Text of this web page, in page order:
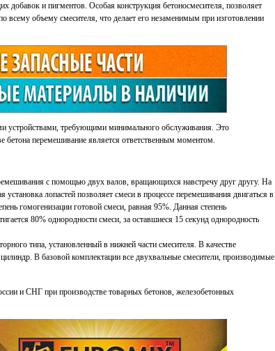
добавок и пигментов. Особая конструкция бетоносмесителя, позволяет
всему объему смесителя, что делает его незаменимым при изготовлении
устройствами, требующими минимального обслуживания. Это
перемешивание является ответственным моментом.
с помощью двух валов, вращающихся навстречу друг другу. На
лопастей позволяет смеси в процессе перемешивания двигаться в
гомогенизации готовой смеси, равная 95%. Данная степень
80% однородности смеси, за оставшиеся 15 секунд однородность
типа, установленный в нижней части смесителя. В качестве
В базовой комплектации все двухвальные смесители, производимые
и СНГ при производстве товарных бетонов, железобетонных